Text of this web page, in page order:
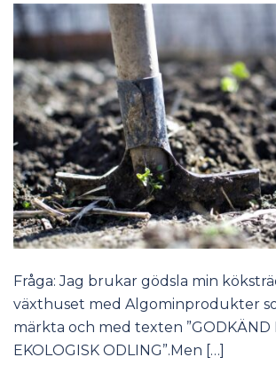
Fråga: Jag brukar gödsla min
växthuset med Algominprodukter
märkta och med texten ”GODKÄND
EKOLOGISK ODLING”.Men […]